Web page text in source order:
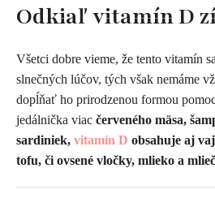
Odkiaľ vitamín D
Všetci dobre vieme, že tento vitamín
slnečných lúčov, tých však nemáme
dopĺňať ho prirodzenou formou
jedálnička viac červeného mäsa,
sardiniek, vitamín D obsahuje aj
tofu, či ovsené vločky, mlieko a